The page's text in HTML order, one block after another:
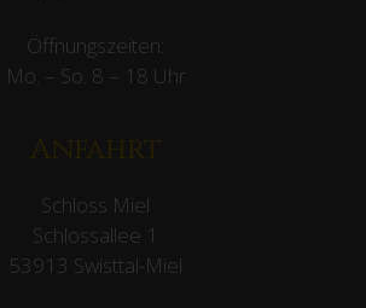
Öffnungszeiten:
Mo. – So. 8 – 18 Uhr
Anfahrt
Schloss Miel
Schlossallee 1
53913 Swisttal-Miel